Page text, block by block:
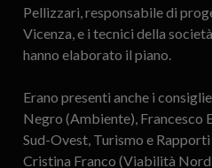
Pellizzari, responsabile di
Vicenza, e i tecnici della
hanno elaborato il piano.
Erano presenti anche i
Negro (Ambiente), Francesco
Sud-Ovest, Turismo e
Cristina Franco (Viabilità